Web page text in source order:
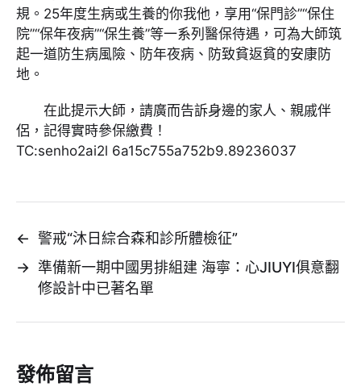
規。25年度生病或生養的你我他，享用“保門診”“保住
院”“保年夜病”“保生養”等一系列醫保待遇，可為大師筑
起一道防生病風險、防年夜病、防致貧返貧的安康防
地。
在此提示大師，請廣而告訴身邊的家人、親戚伴
侶，記得實時參保繳費！
TC:senho2ai2l 6a15c755a752b9.89236037
← 警戒“沐日綜合森和診所體檢征”
→ 準備新一期中國男排組建 海寧：心JIUYI俱意翻
修設計中已著名單
發佈留言